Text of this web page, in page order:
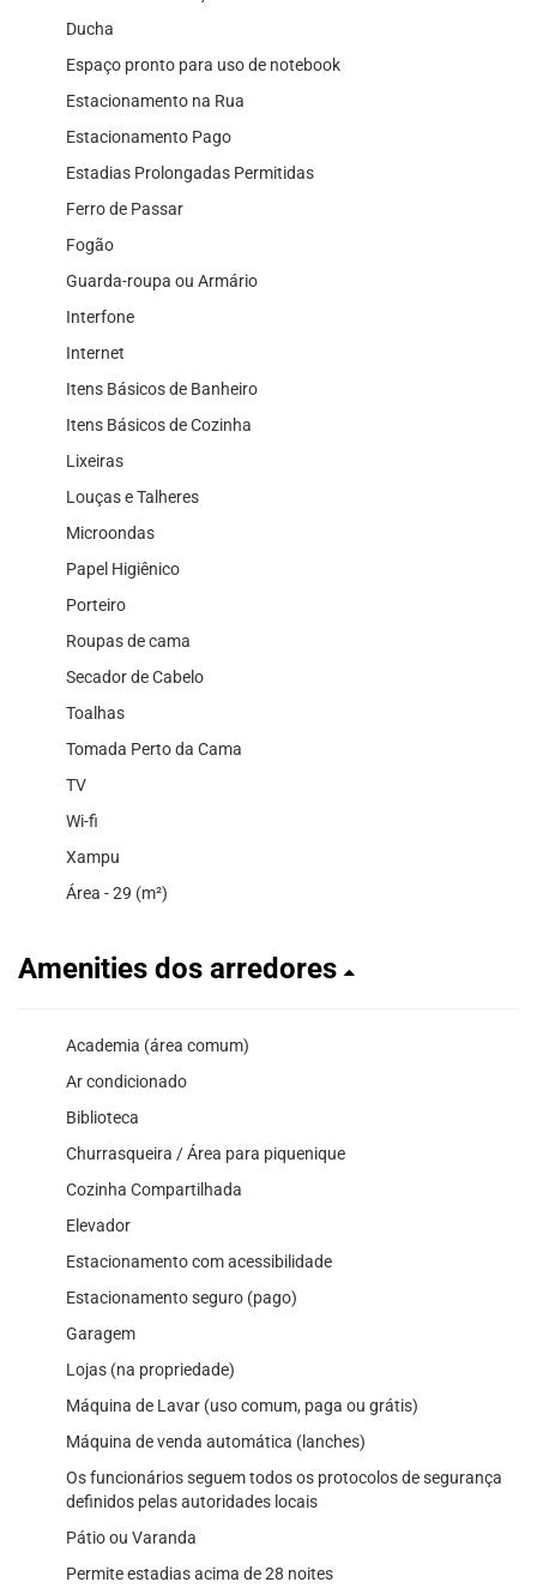
Ducha
Espaço pronto para uso de notebook
Estacionamento na Rua
Estacionamento Pago
Estadias Prolongadas Permitidas
Ferro de Passar
Fogão
Guarda-roupa ou Armário
Interfone
Internet
Itens Básicos de Banheiro
Itens Básicos de Cozinha
Lixeiras
Louças e Talheres
Microondas
Papel Higiênico
Porteiro
Roupas de cama
Secador de Cabelo
Toalhas
Tomada Perto da Cama
TV
Wi-fi
Xampu
Área - 29 (m²)
Amenities dos arredores
Academia (área comum)
Ar condicionado
Biblioteca
Churrasqueira / Área para piquenique
Cozinha Compartilhada
Elevador
Estacionamento com acessibilidade
Estacionamento seguro (pago)
Garagem
Lojas (na propriedade)
Máquina de Lavar (uso comum, paga ou grátis)
Máquina de venda automática (lanches)
Os funcionários seguem todos os protocolos de segurança
definidos pelas autoridades locais
Pátio ou Varanda
Permite estadias acima de 28 noites